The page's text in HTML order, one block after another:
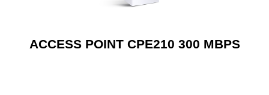
ACCESS POINT CPE210 300 MBPS